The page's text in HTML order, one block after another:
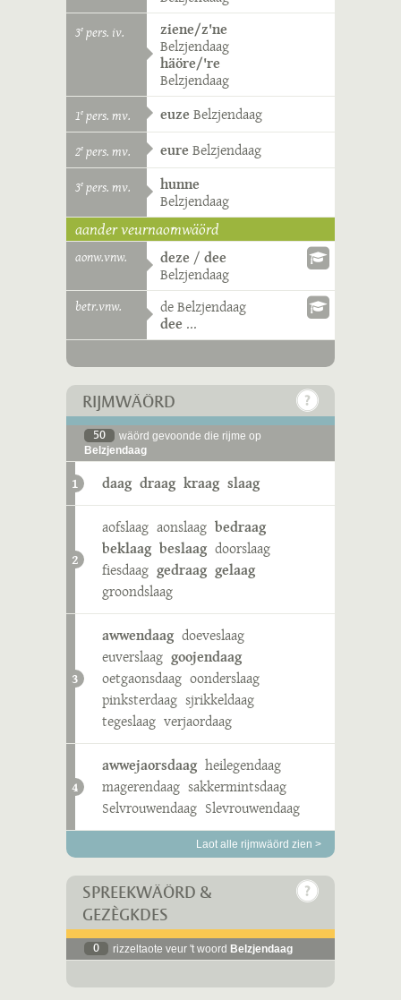
3e pers. iv.
ziene/z'ne
Belzjendaag
häöre/'re
Belzjendaag
1e pers. mv. euze Belzjendaag
2e pers. mv. eure Belzjendaag
3e pers. mv.
hunne
Belzjendaag
aander veurnaomwäörd
aonw.vnw. deze / dee
Belzjendaag
betr.vnw. deBelzjendaag
dee ...
RIJMWÄÖRD
50
wäörd gevoonde die rijme op
Belzjendaag
1 daag draag kraag slaag
2
aofslaag aonslaag bedraag
beklaag beslaag doorslaag
fiesdaag gedraag gelaag
groondslaag
3
awwendaag doeveslaag
euverslaag goojendaag
oetgaonsdaag oonderslaag
pinksterdaag sjrikkeldaag
tegeslaag verjaordaag
4
awwejaorsdaag heilegendaag
magerendaag sakkermintsdaag
Selvrouwendaag Slevrouwendaag
Laot alle rijmwäörd zien >
SPREEKWÄÖRD &
GEZÈGKDES
0 rizzeltaote veur 't woord Belzjendaag